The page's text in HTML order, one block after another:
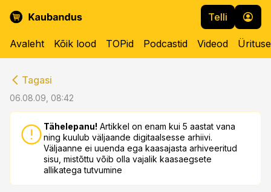
Telli
Avaleht Kõik lood TOPid Podcastid Videod
Tagasi
06.08.09, 08:42
Tähelepanu! Artikkel on enam kui 5 aastat vana
ning kuulub väljaande digitaalsesse arhiivi.
Väljaanne ei uuenda ega kaasajasta arhiveeritud
sisu, mistõttu võib olla vajalik kaasaegsete
allikatega tutvumine